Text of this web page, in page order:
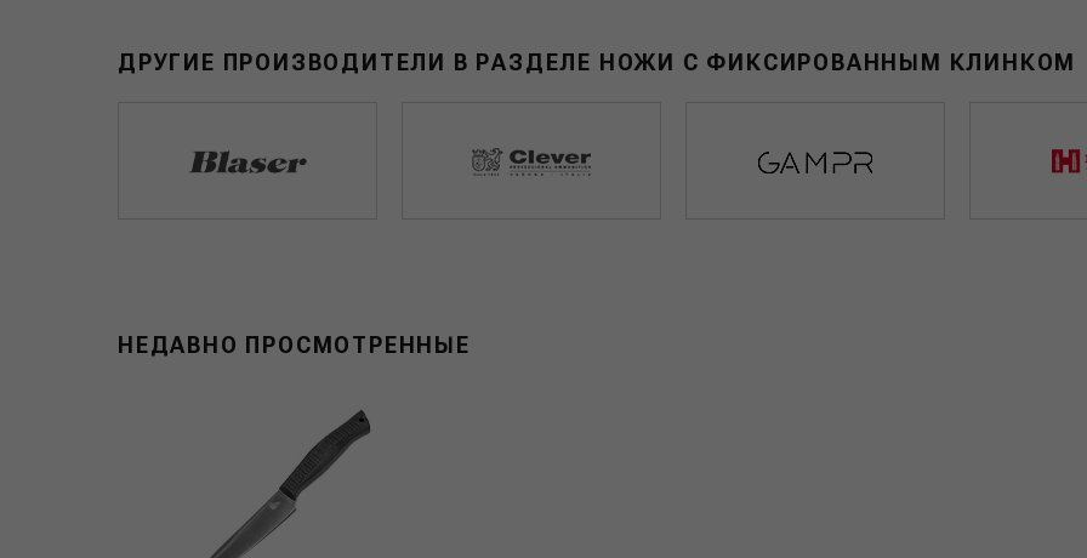
ДРУГИЕ ПРОИЗВОДИТЕЛИ В РАЗДЕЛЕ НОЖИ С ФИКСИРОВАННЫМ КЛИНКОМ
НЕДАВНО ПРОСМОТРЕННЫЕ